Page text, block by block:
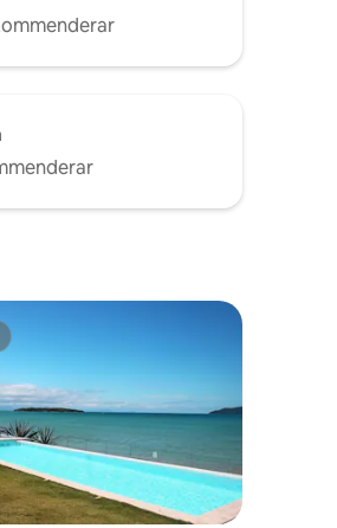
182 omdömen